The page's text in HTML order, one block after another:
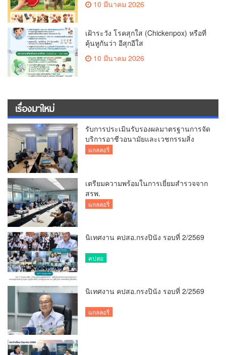
10 มีนาคม 2026
เฝ้าระวัง โรคสุกใส (Chickenpox) หรือที่
คุ้นหูกันว่า อีสุกอีใส
10 มีนาคม 2026
เรื่องมาใหม่
รับการประเมินรับรองผลมาตรฐานการจัด
บริการอาชีวอนามัยและเวชกรรมสิ่ง
แวดล้อม
แกลลอรี่
เตรียมความพร้อมในการเยี่ยมสำรวจจาก
สรพ.
แกลลอรี่
นิเทศงาน คปสอ.กรงปินัง รอบที่ 2/2569
คปสอ
นิเทศงาน คปสอ.กรงปินัง รอบที่ 2/2569
แกลลอรี่